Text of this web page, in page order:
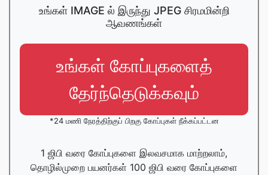
உங்கள் IMAGE ல் இருந்து JPEG சிரமமின்றி
ஆவணங்கள்
உங்கள் கோப்புகளைத்
தேர்ந்தெடுக்கவும்
*24 மணி நேரத்திற்குப் பிறகு கோப்புகள் நீக்கப்பட்டன
1 ஜிபி வரை கோப்புகளை இலவசமாக மாற்றலாம்,
தொழில்முறை பயனர்கள் 100 ஜிபி வரை கோப்புகளை